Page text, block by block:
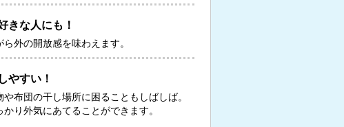
きな人にも！
外の開放感を味わえます。
やすい！
布団の干し場所に困ることもしばしば。
り外気にあてることができます。